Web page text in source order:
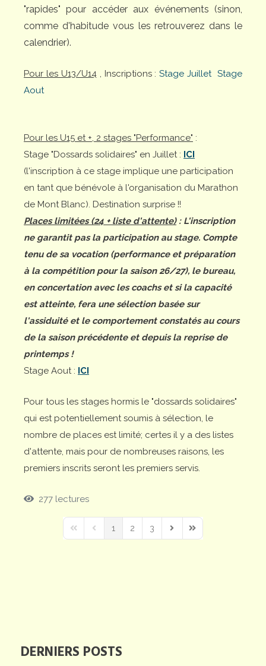
DERNIERS POSTS
"rapides" pour accéder aux événements (sinon,
comme d'habitude vous les retrouverez dans le
calendrier).
Pour les U13/U14, Inscriptions :Stage Juillet Stage
Aout
Pour les U15 et +, 2 stages "Performance" :
Stage "Dossards solidaires" en Juillet : ICI
(l'inscription à ce stage implique une participation
en tant que bénévole à l'organisation du Marathon
de Mont Blanc). Destination surprise !!
Places limitées (24 + liste d'attente): L'inscription
ne garantit pas la participation au stage. Compte
tenu de sa vocation (performance et préparation
à la compétition pour la saison 26/27), le bureau,
en concertation avec les coachs et si la capacité
est atteinte, fera une sélection basée sur
l'assiduité et le comportement constatés au cours
de la saison précédente et depuis la reprise de
printemps !
Stage Aout : ICI
Pour tous les stages hormis le "dossards solidaires"
qui est potentiellement soumis à sélection, le
nombre de places est limité; certes il y a des listes
d'attente, mais pour de nombreuses raisons, les
premiers inscrits seront les premiers servis.
277 lectures
First PagePrevious Page
1 2 3
Next PageLast Page